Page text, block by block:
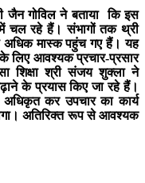
जैन गोविल ने बताया
कि इस
चल रहे हैं। संभागों तक थ्री
मास्क पहुंच गए हैं। यह
लिए आवश्यक प्रचार-प्रसार
शिक्षा श्री संजय शुक्ला ने
के प्रयास किए जा रहे हैं।
कर उपचार का कार्य
अतिरिक्त रूप से आवश्यक